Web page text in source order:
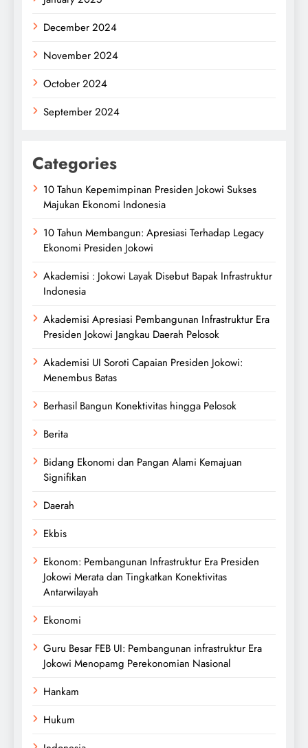
December 2024
November 2024
October 2024
September 2024
Categories
10 Tahun Kepemimpinan Presiden Jokowi Sukses
Majukan Ekonomi Indonesia
10 Tahun Membangun: Apresiasi Terhadap Legacy
Ekonomi Presiden Jokowi
Akademisi : Jokowi Layak Disebut Bapak Infrastruktur
Indonesia
Akademisi Apresiasi Pembangunan Infrastruktur Era
Presiden Jokowi Jangkau Daerah Pelosok
Akademisi UI Soroti Capaian Presiden Jokowi:
Menembus Batas
Berhasil Bangun Konektivitas hingga Pelosok
Berita
Bidang Ekonomi dan Pangan Alami Kemajuan
Signifikan
Daerah
Ekbis
Ekonom: Pembangunan Infrastruktur Era Presiden
Jokowi Merata dan Tingkatkan Konektivitas
Antarwilayah
Ekonomi
Guru Besar FEB UI: Pembangunan infrastruktur Era
Jokowi Menopamg Perekonomian Nasional
Hankam
Hukum